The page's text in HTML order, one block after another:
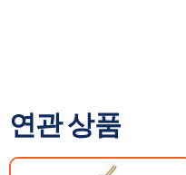
연관 상품